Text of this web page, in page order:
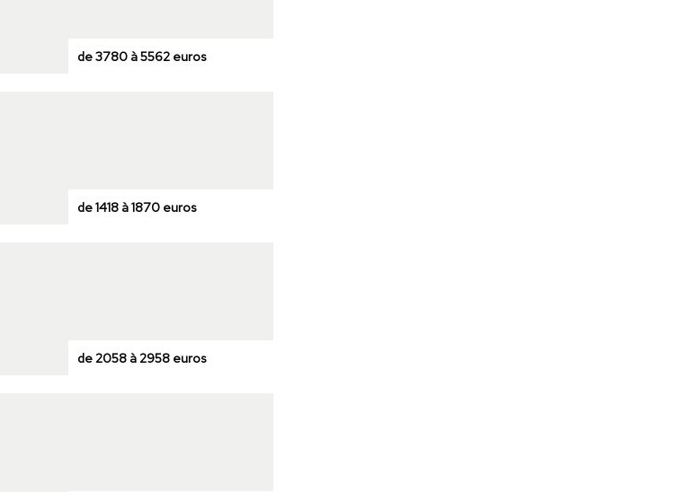
de 3780 à 5562 euros
de 1418 à 1870 euros
de 2058 à 2958 euros